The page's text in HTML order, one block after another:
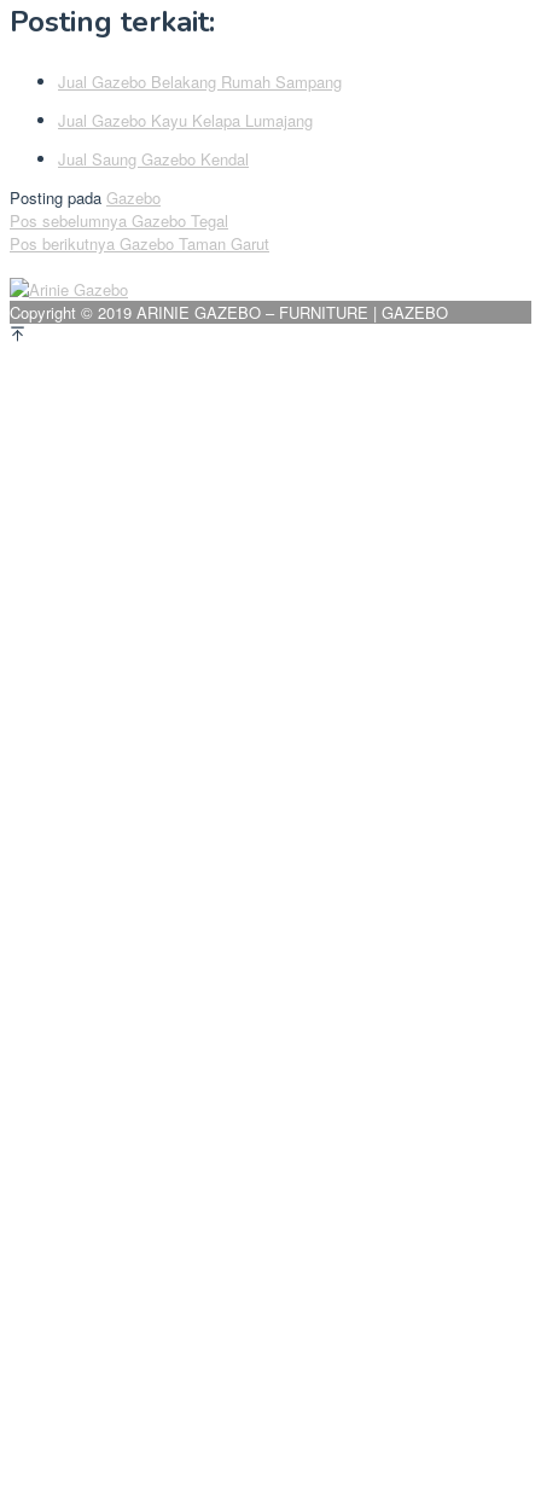
Posting terkait:
Jual Gazebo Belakang Rumah Sampang
Jual Gazebo Kayu Kelapa Lumajang
Jual Saung Gazebo Kendal
Posting pada Gazebo
Navigasi
pos
Pos sebelumnya Gazebo Tegal
Pos berikutnya Gazebo Taman Garut
Copyright © 2019 ARINIE GAZEBO – FURNITURE | GAZEBO